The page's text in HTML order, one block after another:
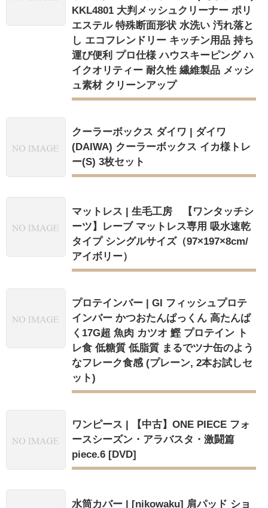
KKL4801 大判メッシュクリーナー ポリ
エステル 特殊断面形状 水洗い 汚れ落と
し エコフレンドリー キッチン用品 持ち
運び便利 プロ仕様 ハウスキーピング ハ
イクオリティー 耐久性 繊維製品 メッシ
ュ素材 クリーンアップ
クーラーボックス ダイワ | ダイワ
(DAIWA) クーラーボックス イカ様トレ
ー(S) 3枚セット
マットレス | 生毛工房 【ワンタッチシ
ーツ】レーブ マットレス専用 吸水速乾
タイプ シングルサイズ（97×197×8cm/
アイボリー）
プロテインバー | GI フィッシュプロテ
インバー かつおたんぱっくん 高たんぱ
く17G超 魚肉 カツオ 鰹 プロテイン ト
レ食 低糖質 低脂質 まるでツナ缶のよう
なフレーク食感 (プレーン, 2本お試しセ
ット)
ワンピース | 【中古】ONE PIECE フォ
ースシーズン・アラバスタ・激闘篇
piece.6 [DVD]
水筒カバー | [nikowaku] 肩パッド ショ